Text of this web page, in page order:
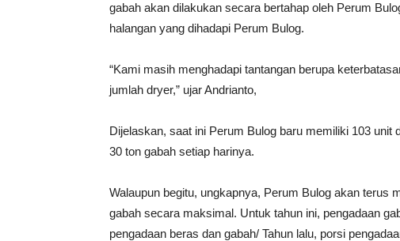
gabah akan dilakukan secara bertahap oleh Perum
halangan yang dihadapi Perum Bulog.
“Kami masih menghadapi tantangan berupa
jumlah dryer,” ujar Andrianto,
Dijelaskan, saat ini Perum Bulog baru memiliki 103
30 ton gabah setiap harinya.
Walaupun begitu, ungkapnya, Perum Bulog akan terus
gabah secara maksimal. Untuk tahun ini, pengadaan
pengadaan beras dan gabah/ Tahun lalu, porsi